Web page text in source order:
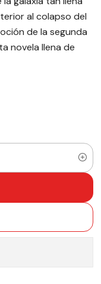
al colapso del
de la segunda
novela llena de